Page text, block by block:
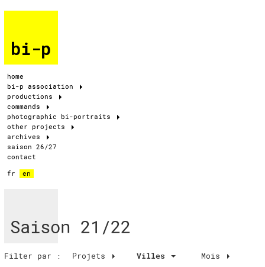
bi-p
home
bi-p association
productions
commands
photographic bi-portraits
other projects
archives
saison 26/27
contact
fr
en
Saison 21/22
Filter par : Projets Villes Mois